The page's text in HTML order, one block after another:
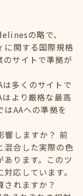
の略で、
に関する国際規格
サイトで準拠が
は多くのサイトで
より厳格な最高
AAへの準拠を
響しますか？ 前
混合した実際の色
ります。このツ
応しています。
れますか？